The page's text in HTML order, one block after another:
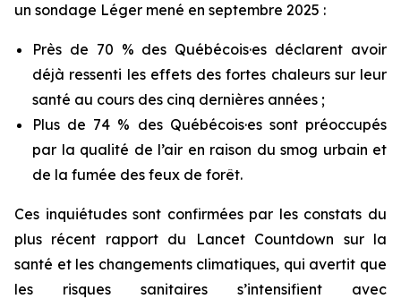
un sondage Léger mené en septembre 2025 :
Près de 70 % des Québécois·es déclarent avoir
déjà ressenti les effets des fortes chaleurs sur leur
santé au cours des cinq dernières années ;
Plus de 74 % des Québécois·es sont préoccupés
par la qualité de l’air en raison du smog urbain et
de la fumée des feux de forêt.
Ces inquiétudes sont confirmées par les constats du
plus récent rapport du
Lancet Countdown sur la
santé et les changements climatiques, qui avertit que
les risques sanitaires s’intensifient avec